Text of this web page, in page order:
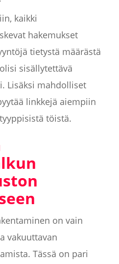
kaikki
hakemukset
tietystä määrästä
sisällytettävä
Lisäksi mahdolliset
linkkejä aiempiin
töistä.
on vain
vakuuttavan
Tässä on pari